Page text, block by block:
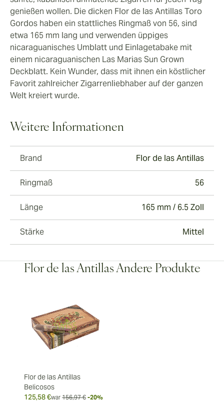
genießen wollen. Die dicken Flor de las Antillas Toro
Gordos haben ein stattliches Ringmaß von 56, sind
etwa 165 mm lang und verwenden üppiges
nicaraguanisches Umblatt und Einlagetabake mit
einem nicaraguanischen Las Marias Sun Grown
Deckblatt. Kein Wunder, dass mit ihnen ein köstlicher
Favorit zahlreicher Zigarrenliebhaber auf der ganzen
Welt kreiert wurde.
Weitere Informationen
Brand Flor de las Antillas
Ringmaß 56
Länge 165 mm / 6.5 Zoll
Stärke Mittel
Flor de las Antillas Andere Produkte
Flor de las Antillas
Belicosos
125,58 €war 156,97 € -20%